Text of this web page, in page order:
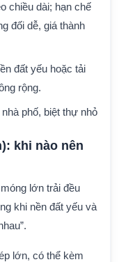
chiều dài; hạn chế
đối dễ, giá thành
đất yếu hoặc tải
rộng.
phố, biệt thự nhỏ
khi nào nên
lớn trải đều
khi nền đất yếu và
lớn, có thể kèm